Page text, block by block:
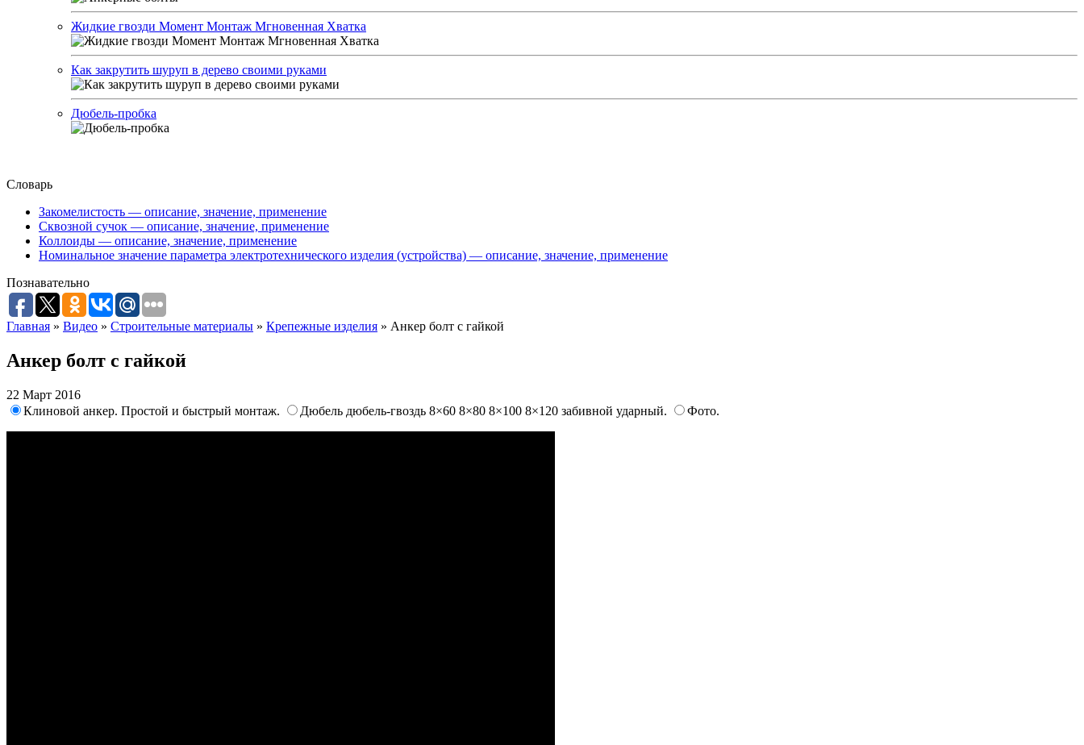
Жидкие гвозди Момент Монтаж Мгновенная Хватка
Как закрутить шуруп в дерево своими руками
Дюбель-пробка
Словарь
Закомелистость — описание, значение, применение
Сквозной сучок — описание, значение, применение
Коллоиды — описание, значение, применение
Номинальное значение параметра электротехнического изделия (устройства) — описание, значение, применение
Познавательно
Главная » Видео » Строительные материалы » Крепежные изделия » Анкер болт с гайкой
Анкер болт с гайкой
22 Март 2016
Клиновой анкер. Простой и быстрый монтаж.
Дюбель дюбель-гвоздь 8×60 8×80 8×100 8×120 забивной ударный. Фото.